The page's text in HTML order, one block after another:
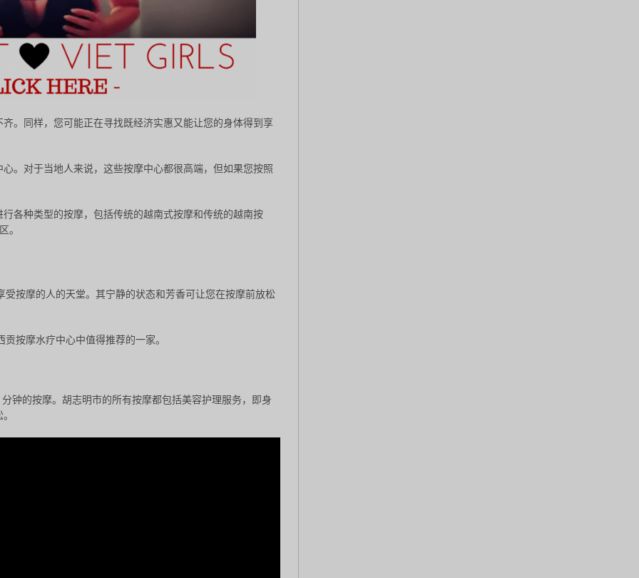
。同样，您可能正在寻找既经济实惠又能让您的身体得到享
。对于当地人来说，这些按摩中心都很高端，但如果您按照
各种类型的按摩，包括传统的越南式按摩和传统的越南按
。
按摩的人的天堂。其宁静的状态和芳香可让您在按摩前放松
按摩水疗中心中值得推荐的一家。
钟的按摩。胡志明市的所有按摩都包括美容护理服务，即身